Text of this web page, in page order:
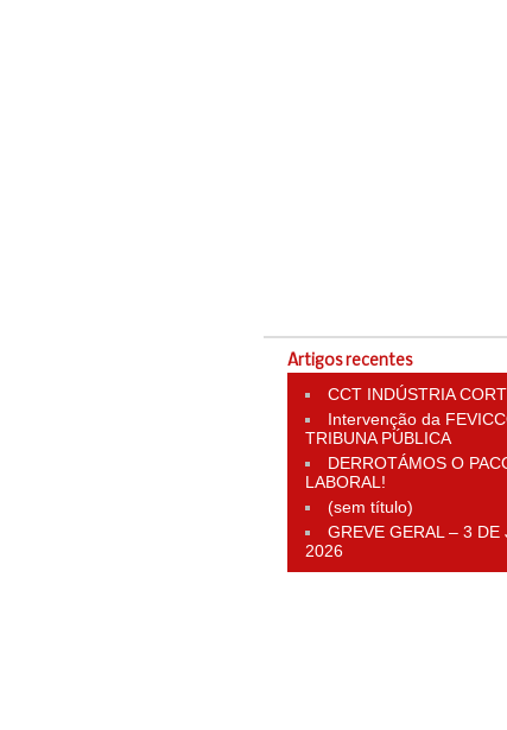
Artigos recentes
CCT INDÚSTRIA
Intervenção da
TRIBUNA PÚBLICA
DERROTÁMOS O
LABORAL!
(sem título)
GREVE GERAL – 3 DE
2026